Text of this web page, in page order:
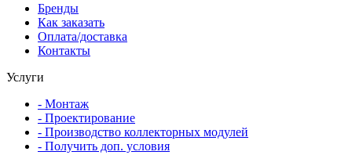
Бренды
Как заказать
Оплата/доставка
Контакты
Услуги
- Монтаж
- Проектирование
- Производство коллекторных модулей
- Получить доп. условия